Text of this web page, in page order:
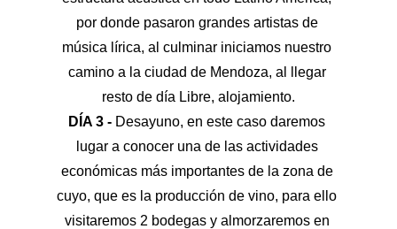
por donde pasaron grandes artistas de
música lírica, al culminar iniciamos nuestro
camino a la ciudad de Mendoza, al llegar
resto de día Libre, alojamiento.
DÍA 3 - Desayuno, en este caso daremos
lugar a conocer una de las actividades
económicas más importantes de la zona de
cuyo, que es la producción de vino, para ello
visitaremos 2 bodegas y almorzaremos en